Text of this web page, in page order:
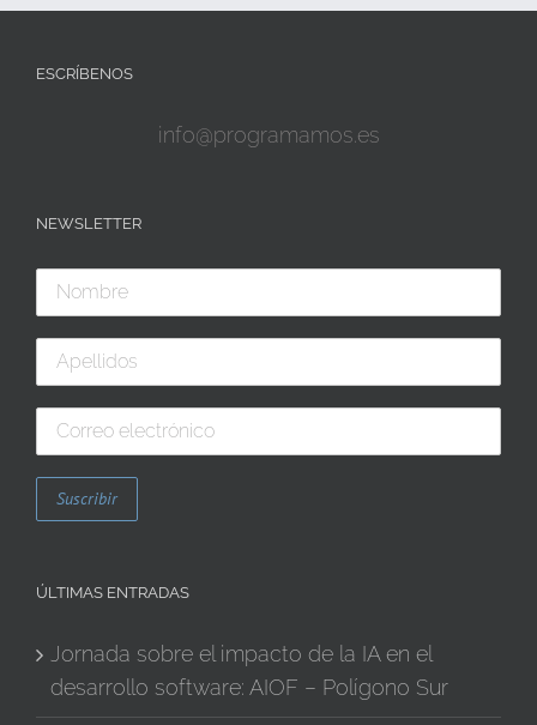
ESCRÍBENOS
info@programamos.es
NEWSLETTER
ÚLTIMAS ENTRADAS
Jornada sobre el impacto de la IA en el
desarrollo software: AIOF – Polígono Sur